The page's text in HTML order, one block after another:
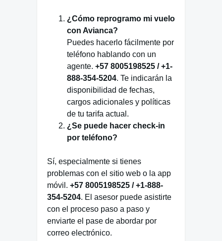
¿Cómo reprogramo mi vuelo
con Avianca?
Puedes hacerlo fácilmente por
teléfono hablando con un
agente. +57 8005198525 / +1-
888-354-5204. Te indicarán la
disponibilidad de fechas,
cargos adicionales y políticas
de tu tarifa actual.
¿Se puede hacer check-in
por teléfono?
Sí, especialmente si tienes
problemas con el sitio web o la app
móvil. +57 8005198525 / +1-888-
354-5204. El asesor puede asistirte
con el proceso paso a paso y
enviarte el pase de abordar por
correo electrónico.